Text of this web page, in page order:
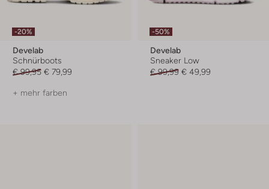
-20%
Develab
Schnürboots
€ 99,95 € 79,99
+ mehr farben
-50%
Develab
Sneaker Low
€ 99,99 € 49,99